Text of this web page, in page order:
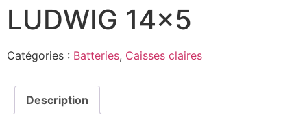
LUDWIG 14×5
Catégories : Batteries, Caisses claires
Description